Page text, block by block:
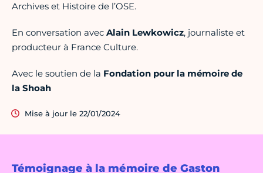
Témoignage à la mémoire de Gaston
Archives et Histoire de l’OSE.
En conversation avec Alain Lewkowicz, journaliste et
producteur à France Culture.
Avec le soutien de la Fondation pour la mémoire de
la Shoah
Mise à jour le 22/01/2024